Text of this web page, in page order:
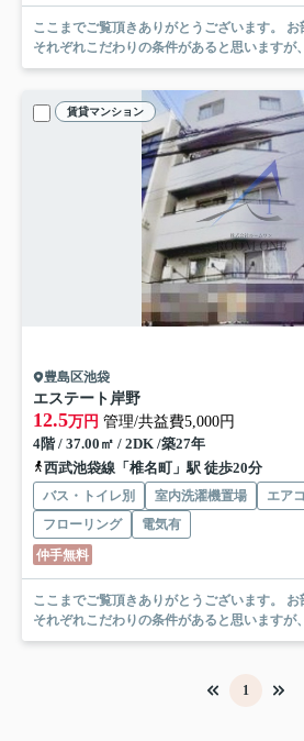
ここまでご覧頂きありがとうございます。 お部屋探しの際には、皆さま
それぞれこだわりの条件があると思いますが
賃貸マンション
豊島区池袋
エステート岸野
12.5万円 管理/共益費5,000円
4階 / 37.00㎡ / 2DK /築27年
西武池袋線「椎名町」駅 徒歩20分
バス・トイレ別 室内洗濯機置場 エア
フローリング
電気有
仲手無料
ここまでご覧頂きありがとうございます。 お部屋探しの際には、皆さま
それぞれこだわりの条件があると思いますが
1